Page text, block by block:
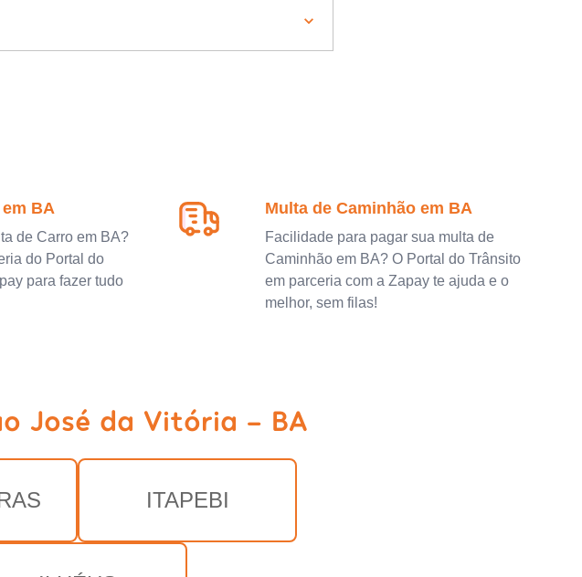
BA
de Carro em BA?
do Portal do
para fazer tudo
Multa de Caminhão em BA
Facilidade para pagar sua multa de
Caminhão em BA? O Portal do Trânsito
em parceria com a Zapay te ajuda e o
melhor, sem filas!
José da Vitória - BA
ITAPEBI